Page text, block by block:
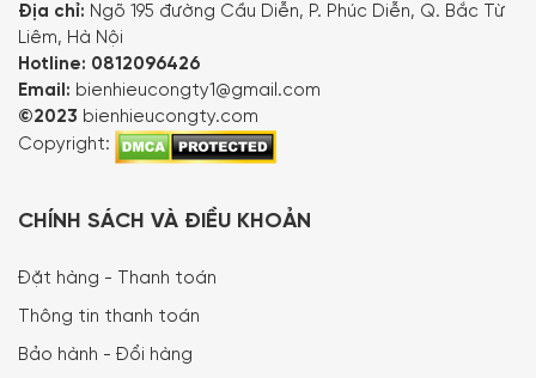
Địa chỉ: Ngõ 195 đường Cầu Diễn, P. Phúc Diễn, Q. Bắc Từ
Liêm, Hà Nội
Hotline: 0812096426
Email: bienhieucongty1@gmail.com
©2023 bienhieucongty.com
Copyright:
CHÍNH SÁCH VÀ ĐIỀU KHOẢN
Đặt hàng - Thanh toán
Thông tin thanh toán
Bảo hành - Đổi hàng